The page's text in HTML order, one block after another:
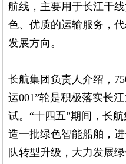
航线，主要用于长江干
色、优质的运输服务，
发展方向。
长航集团负责人介绍，
运001”轮是积极落实长
试。“十四五”期间，长
造一批绿色智能船舶，
队转型升级，大力发展